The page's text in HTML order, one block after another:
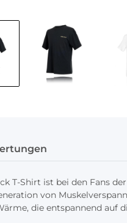
T-Shirt ist bei den Fans
von
die entspannend auf